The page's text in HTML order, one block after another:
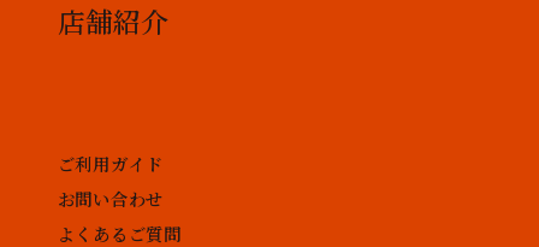
店舗紹介
ご利用ガイド
お問い合わせ
よくあるご質問